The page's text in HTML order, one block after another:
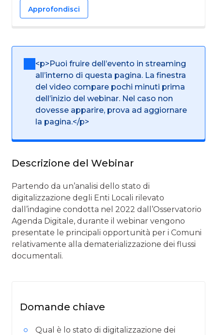
Approfondisci
<p>Puoi fruire dell’evento in streaming
all’interno di questa pagina. La finestra
del video compare pochi minuti prima
dell’inizio del webinar. Nel caso non
dovesse apparire, prova ad aggiornare
la pagina.</p>
Descrizione del Webinar
Partendo da un’analisi dello stato di
digitalizzazione degli Enti Locali rilevato
dall’indagine condotta nel 2022 dall’Osservatorio
Agenda Digitale, durante il webinar vengono
presentate le principali opportunità per i Comuni
relativamente alla dematerializzazione dei flussi
documentali.
Domande chiave
Qual è lo stato di digitalizzazione dei